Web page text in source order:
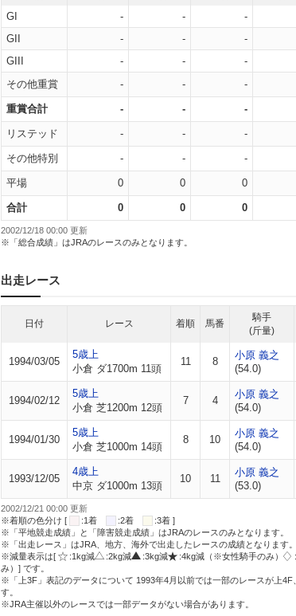
GI - - -
GII
- - -
GIII
- - -
その他重賞
- - -
重賞合計 - - -
リステッド - - -
その他特別 - - -
平場 0 0 0
合計 0 0 0
2002/12/18 00:00 更新
※「総合成績」はJRAのレースのみとなります。
出走レース
日付 レース 着順 馬番
騎手
(斤量)
1994/03/05
5歳上
小倉 ダ1700m 11頭
11 8
小原 義之
(54.0)
1994/02/12
5歳上
小倉 芝1200m 12頭
7 4
小原 義之
(54.0)
1994/01/30
5歳上
小倉 芝1000m 14頭
8 10
小原 義之
(54.0)
1993/12/05
4歳上
中京 ダ1000m 13頭
10 11
小原 義之
(53.0)
2002/12/21 00:00 更新
※着順の色分け [
:1着 :2着
:3着 ]
※「平地競走成績」と「障害競走成績」はJRAのレースのみとなります。
※「出走レース」はJRA、地方、海外で出走したレースの成績となります。
※減量表示は[
:1kg減 :2kg減 :3kg減 :4kg減（※女性騎手のみ）
み）] です。
※「上3F」表記のデータについて 1993年4月以前では一部のレースが上
す。
※JRA主催以外のレースでは一部データがない場合があります。